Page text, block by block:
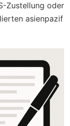
Zustellung oder
asienpazif